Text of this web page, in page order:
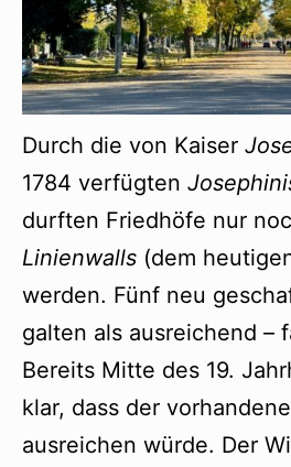
Durch die von Kaiser
1784 verfügten
durften Friedhöfe nur
Linienwalls (dem
werden. Fünf neu
galten als ausreichend –
Bereits Mitte des 19.
klar, dass der
ausreichen würde. Der